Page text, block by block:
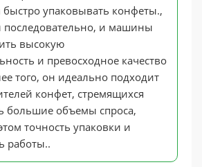
упаковывать конфеты.,
последовательно, и машины
высокую
и превосходное качество
того, он идеально подходит
конфет, стремящихся
большие объемы спроса,
точность упаковки и
работы..